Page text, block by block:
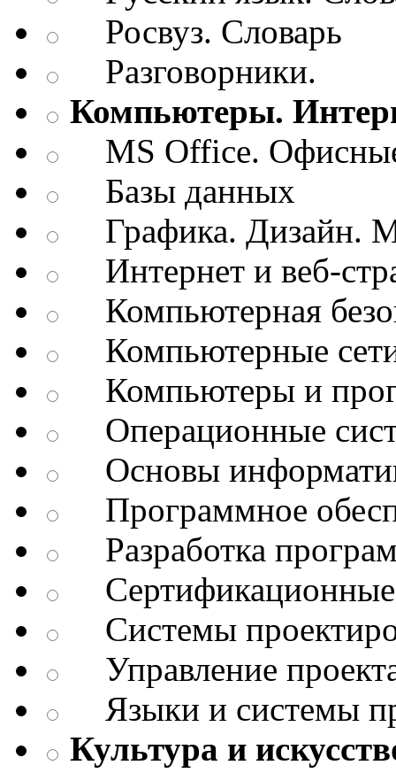
Росвуз. Словарь
Разговорники.
Компьютеры.
MS Office.
Базы данных
Графика. Дизайн.
Интернет и веб-
Компьютерная
Компьютерные
Компьютеры и
Операционные
Основы
Программное
Разработка
Сертификационные
Системы
Управление
Языки и системы
Культура и